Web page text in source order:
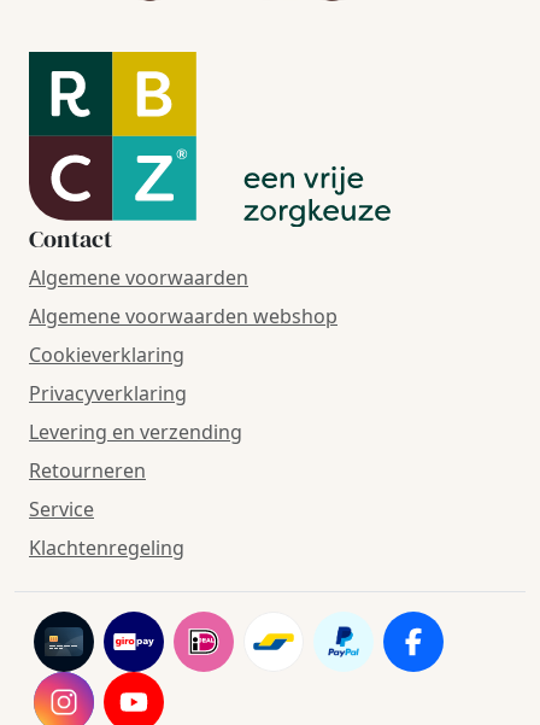
Contact
Algemene voorwaarden
Algemene voorwaarden webshop
Cookieverklaring
Privacyverklaring
Levering en verzending
Retourneren
Service
Klachtenregeling